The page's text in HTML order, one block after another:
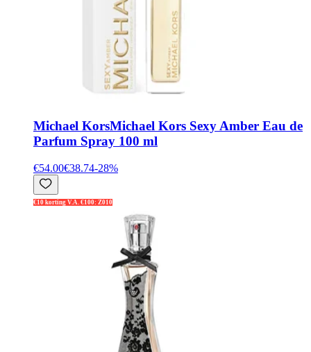
Michael KorsMichael Kors Sexy Amber Eau de
Parfum Spray 100 ml
€54.00€38.74-28%
€10 korting V.A. €100: Z010